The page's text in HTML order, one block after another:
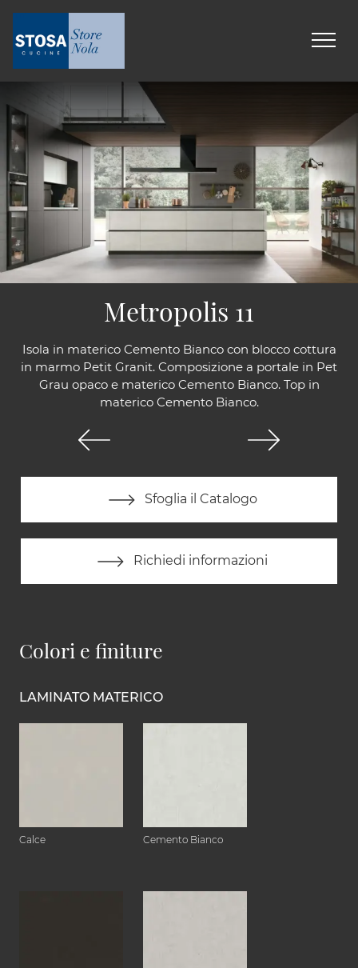
Isola in materico Cemento Bianco con blocco cottura
in marmo Petit Granit. Composizione a portale in Pet
Grau opaco e materico Cemento Bianco. Top in
materico Cemento Bianco.
Sfoglia il Catalogo
Richiedi informazioni
Metropolis 11
Colori e finiture
LAMINATO MATERICO
Calce Cemento Bianco